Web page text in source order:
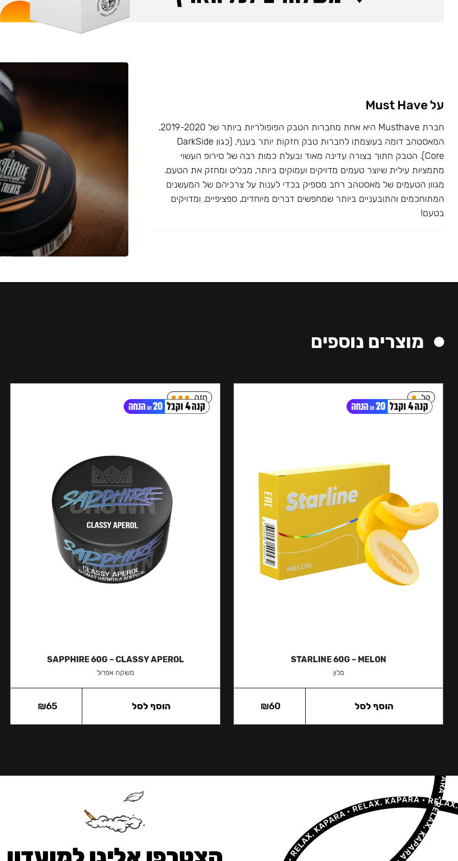
על Must Have
חברת Musthave היא אחת מחברות הטבק הפופולריות ביותר של 2019-2020.
המאסטהב דומה בעוצמתו לחברות טבק חזקות יותר בענף, (כגון DarkSide
Core). הטבק חתוך בצורה עדינה מאוד ובעלת כמות רבה של סירופ העשוי
מתמציות עילית שיוצר טעמים מדויקים ועמוקים ביותר, מבליט ומחזק את הטעם.
מגוון הטעמים של מאסטהב רחב מספיק בכדי לענות על צרכיהם של המעשנים
המתוחכמים והתובעניים ביותר שמחפשים דברים מיוחדים, ספציפיים, ומדויקים
בטעם!
מוצרים נוספים
קל
STARLINE 60G – MELON
מלון
₪60 הוסף לסל
חזק
SAPPHIRE 60G – CLASSY APEROL
משקה אפרול
₪65 הוסף לסל